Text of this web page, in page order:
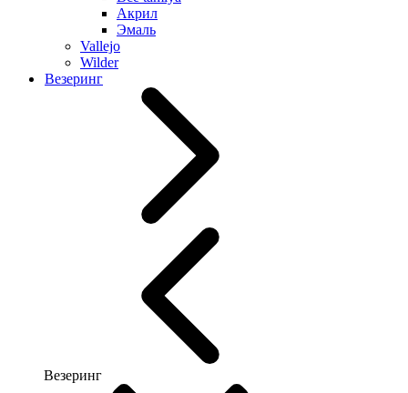
Акрил
Эмаль
Vallejo
Wilder
Везеринг
Везеринг